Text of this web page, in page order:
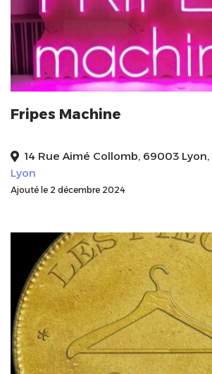
Fripes Machine
14 Rue Aimé Collomb, 69003 Lyon,
Lyon
Ajouté le 2 décembre 2024